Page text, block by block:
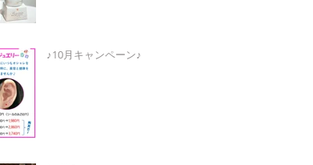
♪10月キャンペーン♪